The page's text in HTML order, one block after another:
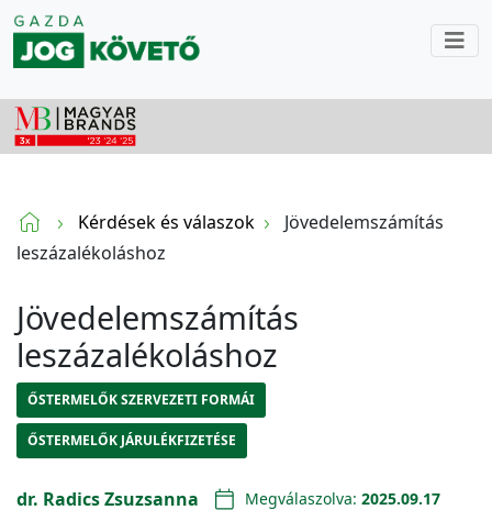
Kérdések és válaszok
Jövedelemszámítás
leszázalékoláshoz
Jövedelemszámítás
leszázalékoláshoz
ŐSTERMELŐK SZERVEZETI FORMÁI
ŐSTERMELŐK JÁRULÉKFIZETÉSE
dr. Radics Zsuzsanna Megválaszolva: 2025.09.17